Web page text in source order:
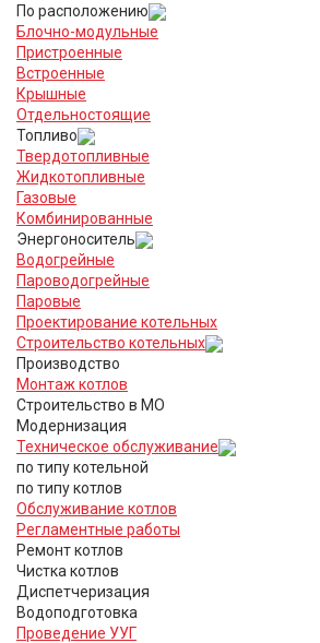
По расположению
Блочно-модульные
Пристроенные
Встроенные
Крышные
Отдельностоящие
Топливо
Твердотопливные
Жидкотопливные
Газовые
Комбинированные
Энергоноситель
Водогрейные
Пароводогрейные
Паровые
Проектирование котельных
Строительство котельных
Производство
Монтаж котлов
Строительство в МО
Модернизация
Техническое обслуживание
по типу котельной
по типу котлов
Обслуживание котлов
Регламентные работы
Ремонт котлов
Чистка котлов
Диспетчеризация
Водоподготовка
Проведение УУГ